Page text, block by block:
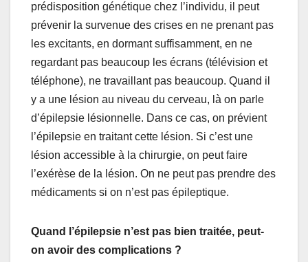
prédisposition génétique chez l’individu, il peut
prévenir la survenue des crises en ne prenant pas
les excitants, en dormant suffisamment, en ne
regardant pas beaucoup les écrans (télévision et
téléphone), ne travaillant pas beaucoup. Quand il
y a une lésion au niveau du cerveau, là on parle
d’épilepsie lésionnelle. Dans ce cas, on prévient
l’épilepsie en traitant cette lésion. Si c’est une
lésion accessible à la chirurgie, on peut faire
l’exérèse de la lésion. On ne peut pas prendre des
médicaments si on n’est pas épileptique.
Quand l’épilepsie n’est pas bien traitée, peut-
on avoir des complications ?